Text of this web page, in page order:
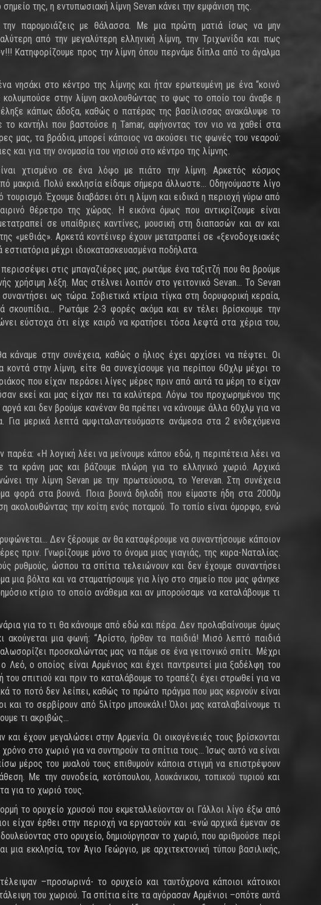
της, η εντυπωσιακή λίμνη Sevan κάνει την εμφάνιση της.
παρομοιάζεις με θάλασσα. Με μια πρώτη ματιά ίσως να μην
από την μεγαλύτερη ελληνική λίμνη, την Τριχωνίδα και πως
Κατηφορίζουμε προς την λίμνη όπου περνάμε δίπλα από το άγαλμα
νησάκι στο κέντρο της λίμνης και ήταν ερωτευμένη με ένα “κοινό
στην λίμνη ακολουθώντας το φως το οποίο του άναβε η
κάπως άδοξα, καθώς ο πατέρας της βασίλισσας ανακάλυψε το
καντήλι που βαστούσε η Tamar, αφήνοντας τον νιο να χαθεί στα
μας, τα βράδια, μπορεί κάποιος να ακούσει τις φωνές του νεαρού:
και για την ονομασία του νησιού στο κέντρο της λίμνης.
χτισμένο σε ένα λόφο με πιάτο την λίμνη. Αρκετός κόσμος
μακριά. Πολύ εκκλησία είδαμε σήμερα άλλωστε... Οδηγούμαστε λίγο
Έχουμε διαβάσει ότι η λίμνη και ειδικά η περιοχή γύρω από
θέρετρο της χώρας. Η εικόνα όμως που αντικρίζουμε είναι
σε υπαίθριες καντίνες, μουσική στη διαπασών και αν και
«μεθιάς». Αρκετά κοντέινερ έχουν μετατραπεί σε «ξενοδοχειακές
μέχρι ιδιοκατασκευασμένα ποδήλατα.
στις μπαγαζιέρες μας, ρωτάμε ένα ταξιτζή που θα βρούμε
χρήσιμη λέξη. Μας στέλνει λοιπόν στο γειτονικό Sevan… Το Sevan
ως τώρα. Σοβιετικά κτίρια τίγκα στη δορυφορική κεραία,
σκουπίδια... Ρωτάμε 2-3 φορές ακόμα και εν τέλει βρίσκουμε την
εύστοχα ότι είχε καιρό να κρατήσει τόσα λεφτά στα χέρια του,
στην συνέχεια, καθώς ο ήλιος έχει αρχίσει να πέφτει. Οι
στην λίμνη, είτε θα συνεχίσουμε για περίπου 60χλμ μέχρι το
που είχαν περάσει λίγες μέρες πριν από αυτά τα μέρη το είχαν
εκεί και μας είχαν πει τα καλύτερα. Λόγω του προχωρημένου της
και δεν βρούμε κανέναν θα πρέπει να κάνουμε άλλα 60χλμ για να
μερικά λεπτά αμφιταλαντευόμαστε ανάμεσα στα 2 ενδεχόμενα
«Η λογική λέει να μείνουμε κάπου εδώ, η περιπέτεια λέει να
κράνη μας και βάζουμε πλώρη για το ελληνικό χωριό. Αρχικά
την λίμνη Sevan με την πρωτεύουσα, το Yerevan. Στη συνέχεια
φορά στα βουνά. Ποια βουνά δηλαδή που είμαστε ήδη στα 2000μ
ακολουθώντας την κοίτη ενός ποταμού. Το τοπίο είναι όμορφο, ενώ
Δεν ξέρουμε αν θα καταφέρουμε να συναντήσουμε κάποιον
πριν. Γνωρίζουμε μόνο το όνομα μιας γιαγιάς, της κυρα-Ναταλίας.
ρυθμούς, ώσπου τα σπίτια τελειώνουν και δεν έχουμε συναντήσει
μια βόλτα και να σταματήσουμε για λίγο στο σημείο που μας φάνηκε
κτίριο το οποίο ανάθεμα και αν μπορούσαμε να καταλάβουμε τι
για το τι θα κάνουμε από εδώ και πέρα. Δεν προλαβαίνουμε όμως
μια φωνή: “Αρίστο, ήρθαν τα παιδιά! Μισό λεπτό παιδιά
προσκαλώντας μας να πάμε σε ένα γειτονικό σπίτι. Μέχρι
ο οποίος είναι Αρμένιος και έχει παντρευτεί μια ξαδέλφη του
σπιτιού και πριν το καταλάβουμε το τραπέζι έχει στρωθεί για να
το ποτό δεν λείπει, καθώς το πρώτο πράγμα που μας κερνούν είναι
και το σερβίρουν από 5λίτρο μπουκάλι! Όλοι μας καταλαβαίνουμε τι
τι ακριβώς…
έχουν μεγαλώσει στην Αρμενία. Οι οικογένειές τους βρίσκονται
στο χωριό για να συντηρούν τα σπίτια τους… Ίσως αυτό να είναι
μέρος του μυαλού τους επιθυμούν κάποια στιγμή να επιστρέψουν
Με την συνοδεία, κοτόπουλου, λουκάνικου, τοπικού τυριού και
για το χωριό τους.
το ορυχείο χρυσού που εκμεταλλεύονταν οι Γάλλοι λίγο έξω από
είχαν έρθει στην περιοχή να εργαστούν και -ενώ αρχικά έμεναν σε
στο ορυχείο, δημιούργησαν το χωριό, που αριθμούσε περί
εκκλησία, τον Άγιο Γεώργιο, με αρχιτεκτονική τύπου βασιλικής,
–προσωρινά- το ορυχείο και ταυτόχρονα κάποιοι κάτοικοι
του χωριού. Τα σπίτια είτε τα αγόρασαν Αρμένιοι –οπότε αυτά